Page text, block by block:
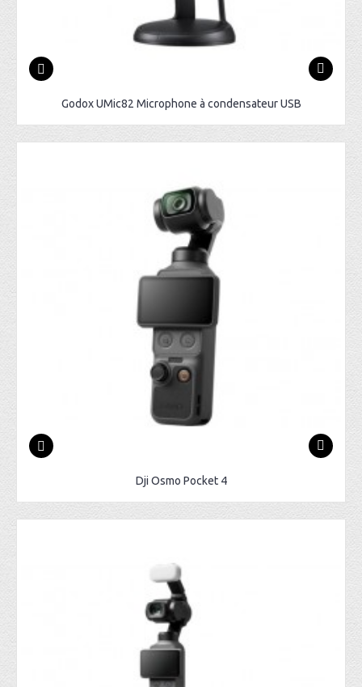
Godox UMic82 Microphone à condensateur USB
Dji Osmo Pocket 4